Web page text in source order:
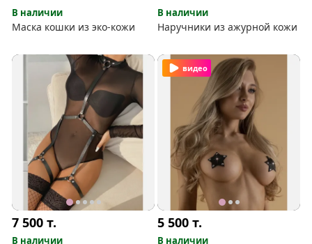
В наличии
Маска кошки из эко-кожи
В наличии
Наручники из ажурной кожи
7 500т.
В наличии
видео
5 500т.
В наличии